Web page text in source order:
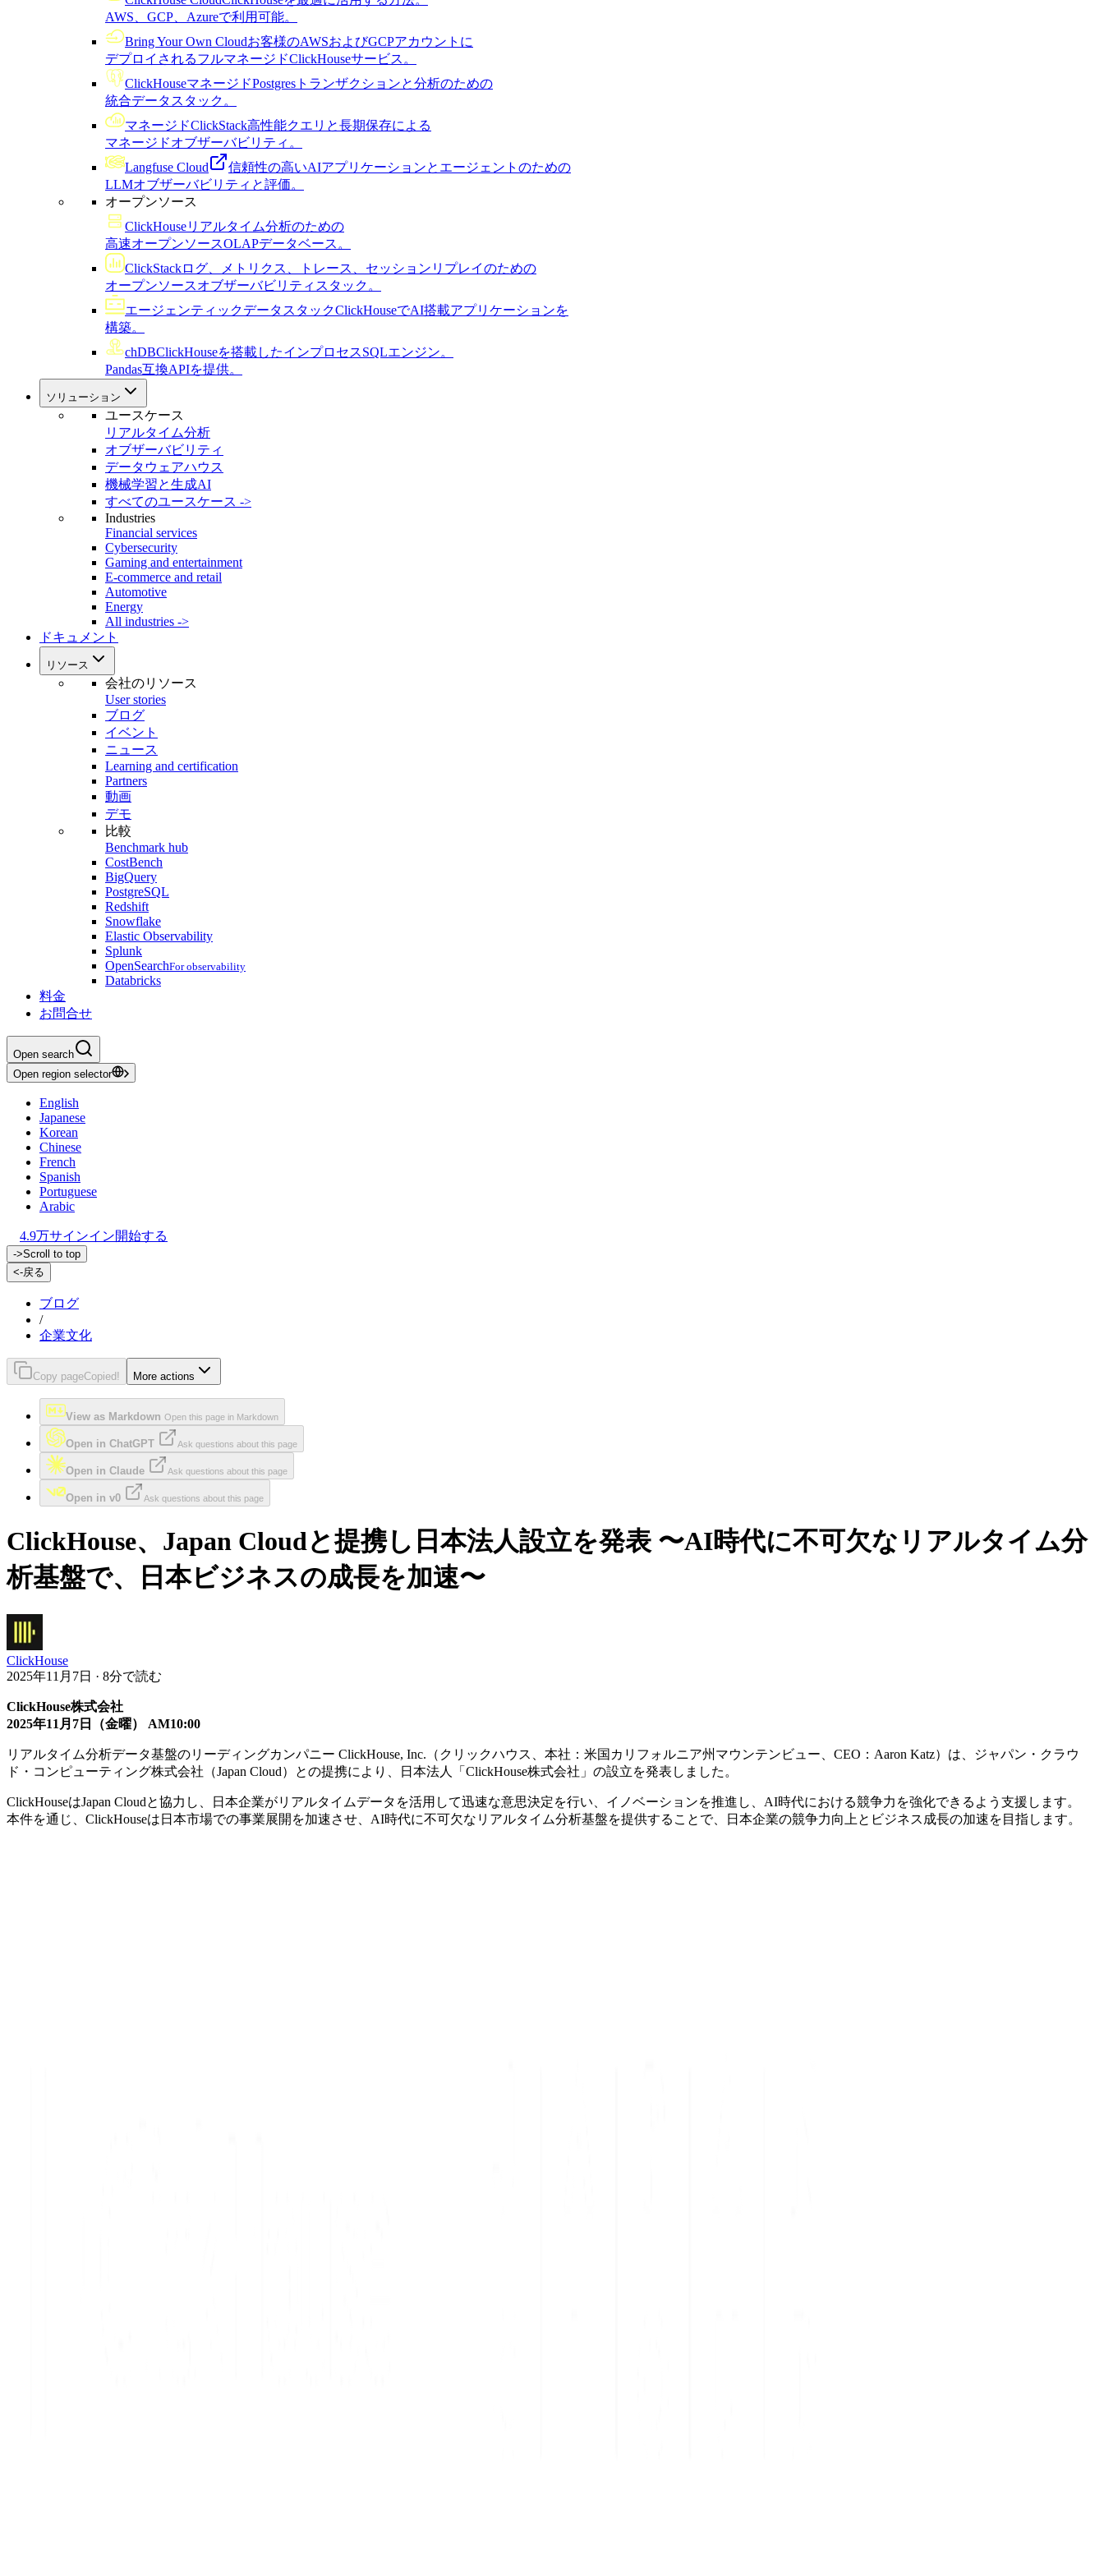
AWS、GCP、Azureで利用可能。
Bring Your Own Cloudお客様のAWSおよびGCPアカウントに
デプロイされるフルマネージドClickHouseサービス。
ClickHouseマネージドPostgres トランザクションと分析のための
統合データスタック。
マネージドClickStack高性能クエリと長期保存による
マネージドオブザーバビリティ。
Langfuse Cloud
信頼性の高いAIアプリケーションとエージェントのための
LLMオブザーバビリティと評価。
オープンソース
ClickHouseリアルタイム分析のための
高速オープンソースOLAPデータベース。
ClickStackログ、メトリクス、トレース、セッションリプレイのための
オープンソースオブザーバビリティスタック。
エージェンティックデータスタックClickHouseでAI搭載アプリケーションを
構築。
chDBClickHouseを搭載したインプロセスSQLエンジン。
Pandas互換APIを提供。
ソリューション
ユースケース
リアルタイム分析
オブザーバビリティ
データウェアハウス
機械学習と生成AI
すべてのユースケース ->
Industries
Financial services
Cybersecurity
Gaming and entertainment
E-commerce and retail
Automotive
Energy
All industries ->
ドキュメント
リソース
会社のリソース
User stories
ブログ
イベント
ニュース
Learning and certification
Partners
動画
デモ
比較
Benchmark hub
CostBench
BigQuery
PostgreSQL
Redshift
Snowflake
Elastic Observability
Splunk
OpenSearchFor observability
Databricks
料金
お問合せ
Open search
Open region selector
English
Japanese
Korean
Chinese
French
Spanish
Portuguese
Arabic
4.9万サインイン開始する
->Scroll to top
<-戻る
ブログ
/
企業文化
Copy pageCopied! More actions
View as Markdown Open this page in Markdown
Open in ChatGPT Ask questions about this page
Open in Claude Ask questions about this page
Open in v0 Ask questions about this page
ClickHouse、Japan Cloudと提携し日本法人設立を発表 〜AI時代に不可欠なリアルタイム分
析基盤で、日本ビジネスの成長を加速〜​​
ClickHouse
2025年11月7日 · 8分で読む
ClickHouse株式会社
2025年11月7日（金曜） AM10:00
リアルタイム分析データ基盤のリーディングカンパニー ClickHouse, Inc.（クリックハウス、本社：米国カリフォルニア州マウンテンビュー、CEO：Aaron Katz）は、ジャパン・クラウ
ド・コンピューティング株式会社（Japan Cloud）との提携により、日本法人「ClickHouse株式会社」の設立を発表しました。
ClickHouseはJapan Cloudと協力し、日本企業がリアルタイムデータを活用して迅速な意思決定を行い、イノベーションを推進し、AI時代における競争力を強化できるよう支援します。
本件を通じ、ClickHouseは日本市場での事業展開を加速させ、AI時代に不可欠なリアルタイム分析基盤を提供することで、日本企業の競争力向上とビジネス成長の加速を目指します。